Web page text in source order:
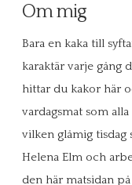
Om mig
Bara en kaka till
karaktär varje gång
hittar du kakor här
vardagsmat som
vilken glåmig tisdag
Helena Elm och
den här matsidan